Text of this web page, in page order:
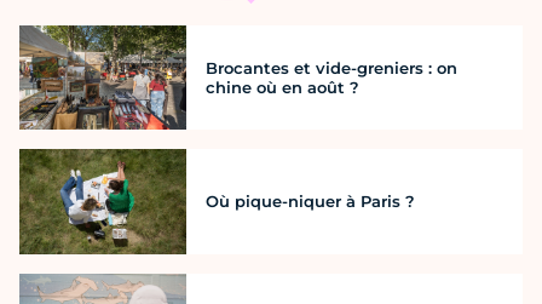
Brocantes et vide-greniers : on
chine où en août ?
Où pique-niquer à Paris ?